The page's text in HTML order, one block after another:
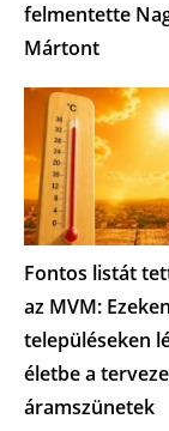
felmentette
Mártont
Fontos listát
az MVM:
településeken
életbe a
áramszünetek